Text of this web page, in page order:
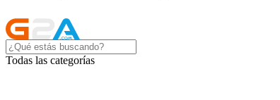
Todas las categorías